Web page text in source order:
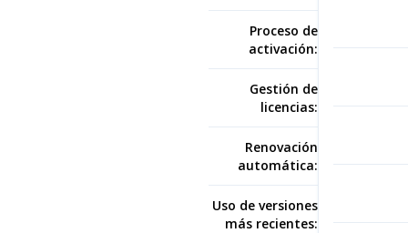
Proceso de
activación:
Gestión de
licencias:
Renovación
automática:
Uso de versiones
más recientes: